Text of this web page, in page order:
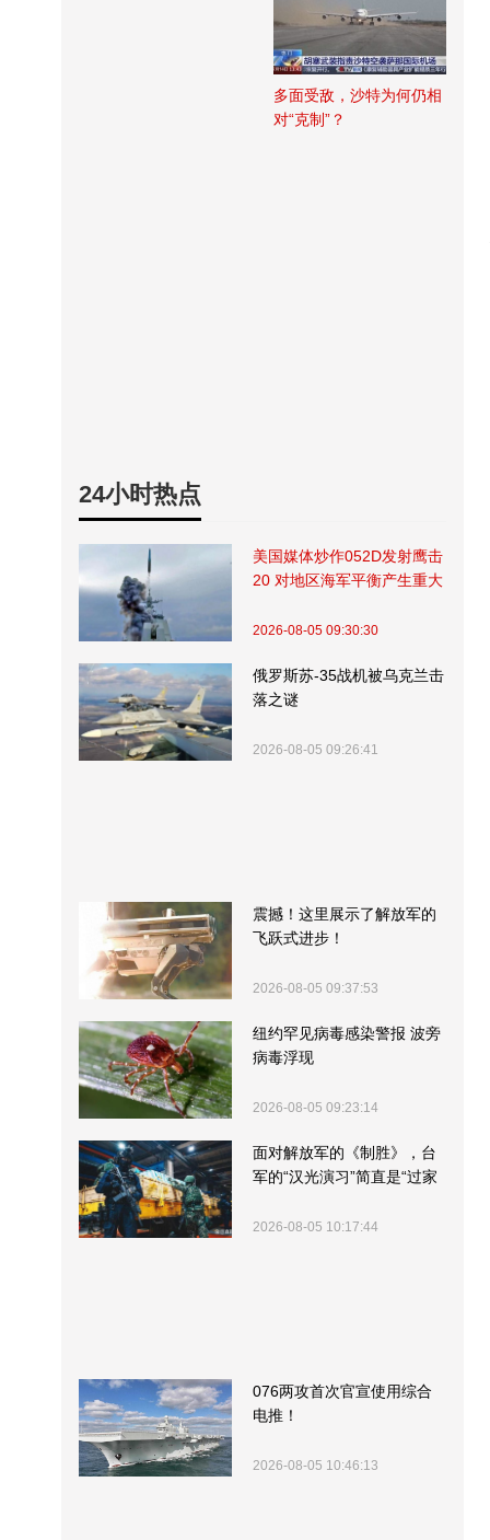
多面受敌，沙特为何仍相
对“克制”？
24小时热点
美国媒体炒作052D发射鹰击
20 对地区海军平衡产生重大
2026-08-05 09:30:30
俄罗斯苏-35战机被乌克兰击
落之谜
2026-08-05 09:26:41
震撼！这里展示了解放军的
飞跃式进步！
2026-08-05 09:37:53
纽约罕见病毒感染警报 波旁
病毒浮现
2026-08-05 09:23:14
面对解放军的《制胜》，台
军的“汉光演习”简直是“过家
2026-08-05 10:17:44
076两攻首次官宣使用综合
电推！
2026-08-05 10:46:13